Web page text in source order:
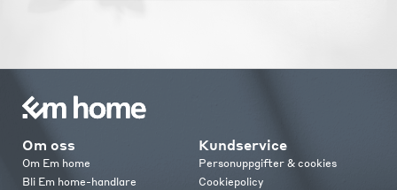
Om oss
Om Em home
Bli Em home-handlare
Kundservice
Personuppgifter & cookies
Cookiepolicy